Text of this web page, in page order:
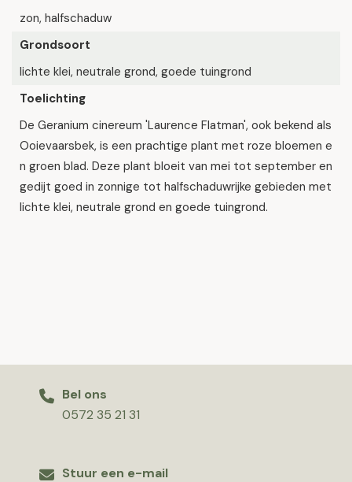
zon, halfschaduw
Grondsoort
lichte klei, neutrale grond, goede tuingrond
Toelichting
De Geranium cinereum 'Laurence Flatman', ook bekend als
Ooievaarsbek, is een prachtige plant met roze bloemen e
n groen blad. Deze plant bloeit van mei tot september en
gedijt goed in zonnige tot halfschaduwrijke gebieden met
lichte klei, neutrale grond en goede tuingrond.
Bel ons
0572 35 21 31
Stuur een e-mail